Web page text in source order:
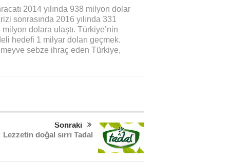
2014 yılında 938 milyon dolar
sonrasında 2016 yılında 331
dolara ulaştı. Türkiye’nin
hedefi 1 milyar doları geçmek.
meyve sebze ihraç eden Türkiye,
Sonraki
Lezzetin doğal sırrı Tadal